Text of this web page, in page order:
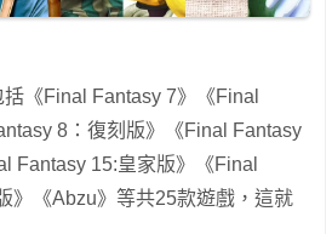
《Final Fantasy 7》《Final
8：復刻版》《Final Fantasy
Fantasy 15:皇家版》《Final
》《Abzu》等共25款遊戲，這就